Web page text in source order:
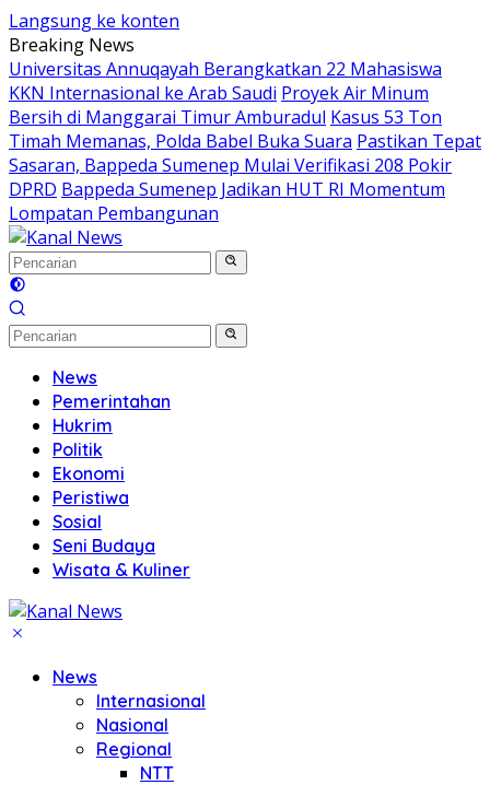
Langsung ke konten
Breaking News
Universitas Annuqayah Berangkatkan 22 Mahasiswa
KKN Internasional ke Arab Saudi Proyek Air Minum
Bersih di Manggarai Timur Amburadul Kasus 53 Ton
Timah Memanas, Polda Babel Buka Suara Pastikan Tepat
Sasaran, Bappeda Sumenep Mulai Verifikasi 208 Pokir
DPRD Bappeda Sumenep Jadikan HUT RI Momentum
Lompatan Pembangunan
News
Pemerintahan
Hukrim
Politik
Ekonomi
Peristiwa
Sosial
Seni Budaya
Wisata & Kuliner
News
Internasional
Nasional
Regional
NTT